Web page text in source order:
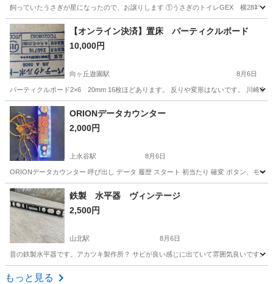
飼っていたうさぎが星になったので、お譲りします ①うさぎのトイレGEX 横28
神奈川 横浜市 上永谷駅 その他
【オンライン決済】置床 パーティクルボード
10,000円
向ヶ丘遊園駅 8月6日
パーティクルボード2×6 20mm 16枚ほどあります。 反りや変形はないです。 川崎市
神奈川 川崎市 向ヶ丘遊園駅 その他
ORIONデータカウンター
2,000円
上永谷駅 8月6日
ORIONデータカウンター 呼び出し データ 履歴 スタート 初当たり 確変 ボタン、モー
神奈川 横浜市 上永谷駅 その他 ORION
鉄製 水平器 ヴィンテージ
2,500円
山北駅 8月6日
昔の鉄製水平器です。アカツキ製作所？ サビが良い感じに出ていて雰囲気良いです
神奈川 足柄上郡
もっと見る